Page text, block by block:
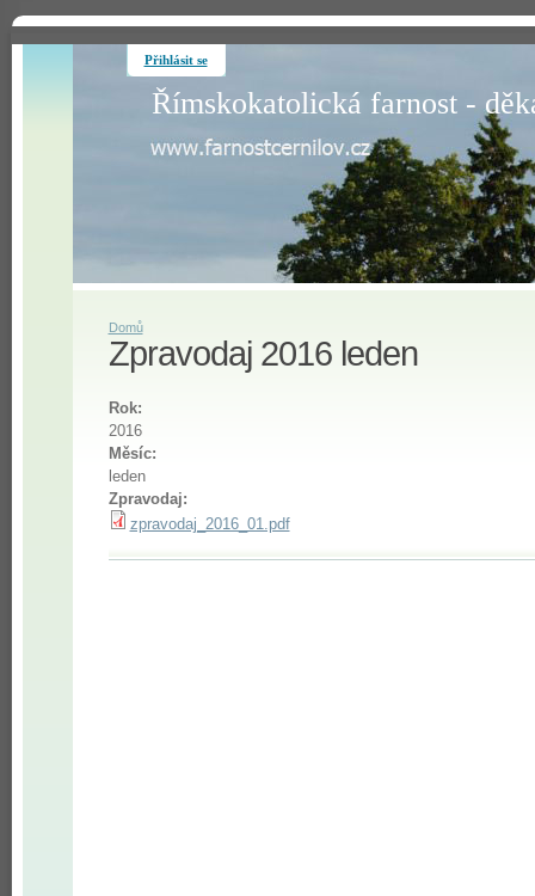
Přihlásit se
Římskokatolická farnost -
Domů
Zpravodaj 2016 leden
Rok:
2016
Měsíc:
leden
Zpravodaj:
zpravodaj_2016_01.pdf